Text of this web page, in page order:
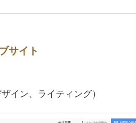
サイト
イン、ライティング）